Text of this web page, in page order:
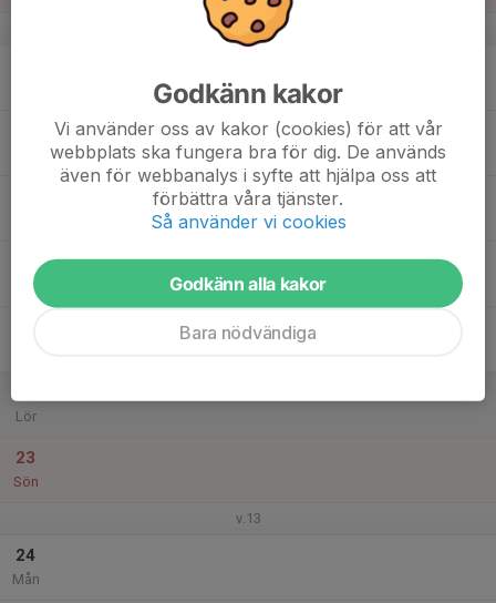
v.12
Tor
Lör
23
Sön
v.13
24
Mån
Godkänn kakor
Vi använder oss av kakor (cookies) för att vår
webbplats ska fungera bra för dig. De används
även för webbanalys i syfte att hjälpa oss att
förbättra våra tjänster.
Så använder vi cookies
Godkänn alla kakor
Bara nödvändiga